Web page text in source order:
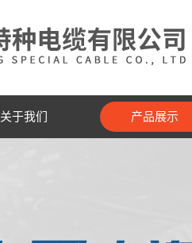
关于我们 产品展示